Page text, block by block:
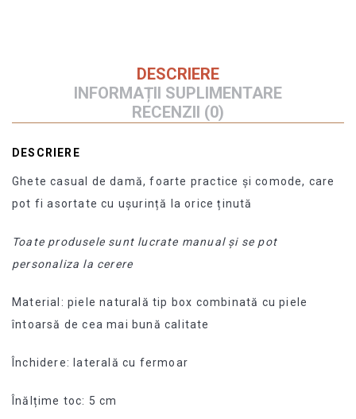
DESCRIERE
INFORMAȚII SUPLIMENTARE
RECENZII (0)
DESCRIERE
Ghete casual de damă, foarte practice și comode, care
pot fi asortate cu ușurință la orice ținută
Toate produsele sunt lucrate manual și se pot
personaliza la cerere
Material: piele naturală tip box combinată cu piele
întoarsă de cea mai bună calitate
Închidere: laterală cu fermoar
Înălțime toc: 5 cm